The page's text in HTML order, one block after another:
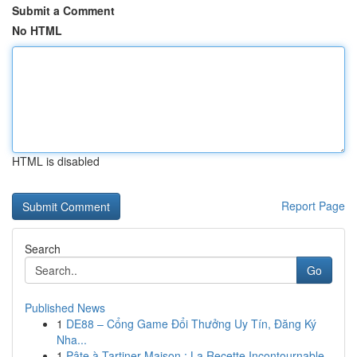
Submit a Comment
No HTML
HTML is disabled
Report Page
Search
Go
Published News
1 DE88 – Cổng Game Đổi Thưởng Uy Tín, Đăng Ký
Nha...